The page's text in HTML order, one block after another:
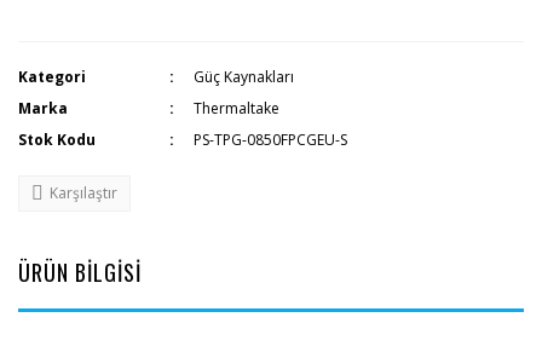
Kategori
Güç Kaynakları
Marka
Thermaltake
Stok Kodu
PS-TPG-0850FPCGEU-S
Karşılaştır
ÜRÜN BİLGİSİ